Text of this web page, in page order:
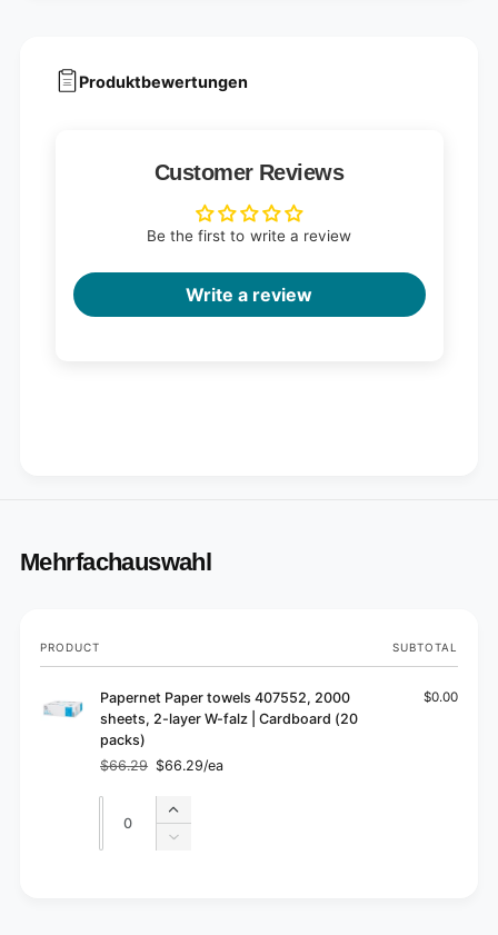
Produktbewertungen
Customer Reviews
Be the first to write a review
Write a review
Mehrfachauswahl
Your
cart
PRODUCT SUBTOTAL
Papernet Paper towels 407552, 2000
sheets, 2-layer W-falz | Cardboard (20
packs)
Regular
price
$66.29
Sale
price
$66.29/ea
$0.00
Quantity
Increase
quantity
Decrease